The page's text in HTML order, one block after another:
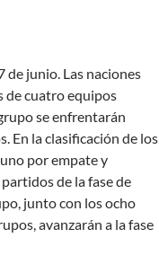
de junio. Las naciones
de cuatro equipos
se enfrentarán
En la clasificación de los
por empate y
de la fase de
junto con los ocho
avanzarán a la fase